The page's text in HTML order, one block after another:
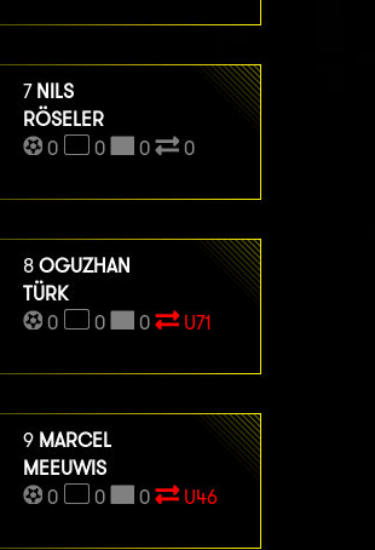
7 NILS
RÖSELER
0
0 0 0
8 OGUZHAN
TÜRK
0
0 0 U71
9 MARCEL
MEEUWIS
0
0 0 U46